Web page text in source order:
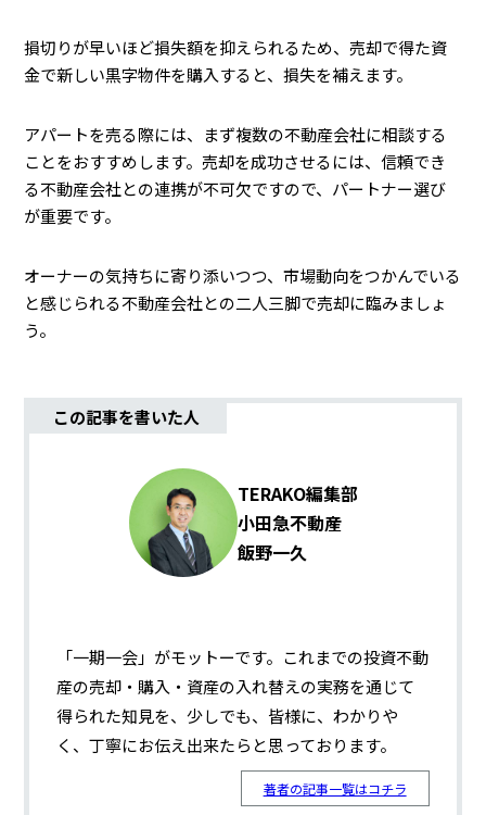
損切りが早いほど損失額を抑えられるため、売却で得た資
金で新しい黒字物件を購入すると、損失を補えます。
アパートを売る際には、まず複数の不動産会社に相談する
ことをおすすめします。売却を成功させるには、信頼でき
る不動産会社との連携が不可欠ですので、パートナー選び
が重要です。
オーナーの気持ちに寄り添いつつ、市場動向をつかんでいる
と感じられる不動産会社との二人三脚で売却に臨みましょ
う。
この記事を書いた人
TERAKO編集部
小田急不動産
飯野一久
「一期一会」がモットーです。これまでの投資不動
産の売却・購入・資産の入れ替えの実務を通じて
得られた知見を、少しでも、皆様に、わかりや
く、丁寧にお伝え出来たらと思っております。
著者の記事一覧はコチラ